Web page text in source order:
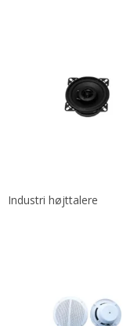
Industri højttalere